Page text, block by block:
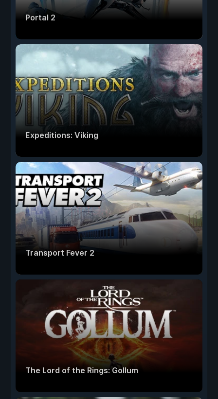
Portal 2
Expeditions: Viking
Transport Fever 2
The Lord of the Rings: Gollum